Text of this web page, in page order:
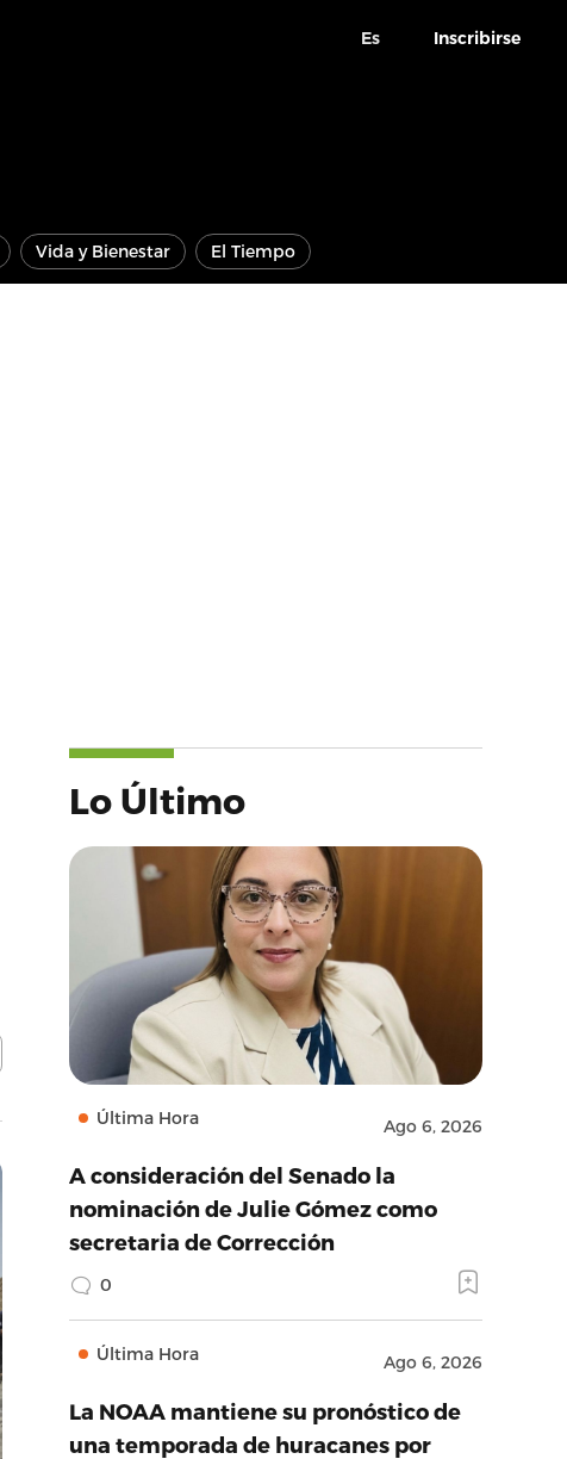
Es Inscribirse
Vida y Bienestar El Tiempo
Lo Último
Última Hora Ago 6, 2026
A consideración del Senado la
nominación de Julie Gómez como
secretaria de Corrección
0
Última Hora Ago 6, 2026
La NOAA mantiene su pronóstico de
una temporada de huracanes por